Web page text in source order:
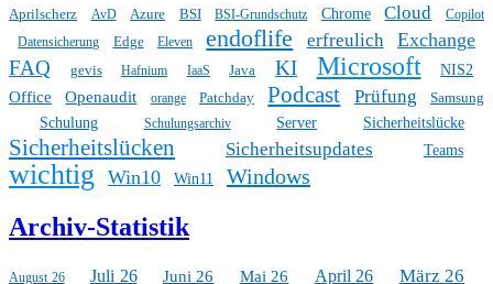
Aprilscherz AvD Azure BSI BSI-Grundschutz Chrome Cloud
Copilot
Datensicherung
Edge Eleven endoflife erfreulich Exchange
FAQ gevis Hafnium IaaS Java KI Microsoft NIS2
Office Openaudit orange Patchday Podcast Prüfung
Samsung
Schulung
Schulungsarchiv Server Sicherheitslücke
Sicherheitslücken Sicherheitsupdates Teams
wichtig Win10 Win11 Windows
Archiv-Statistik
August 26 Juli 26 Juni 26 Mai 26 April 26 März 26